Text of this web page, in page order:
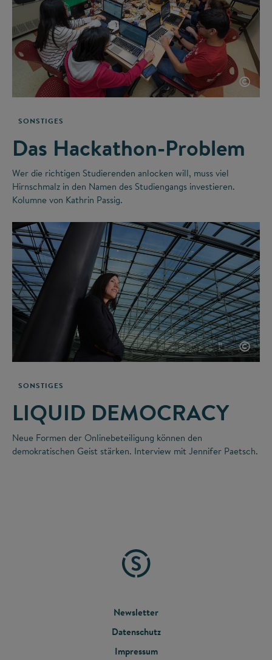
©
SONSTIGES
Das Hackathon-Problem
Wer die richtigen Studierenden anlocken will, muss viel
Hirnschmalz in den Namen des Studiengangs investieren.
Kolumne von Kathrin Passig.
©
SONSTIGES
LIQUID DEMOCRACY
Neue Formen der Onlinebeteiligung können den
demokratischen Geist stärken. Interview mit Jennifer Paetsch.
FOOTER
MENU
Newsletter
Datenschutz
Impressum